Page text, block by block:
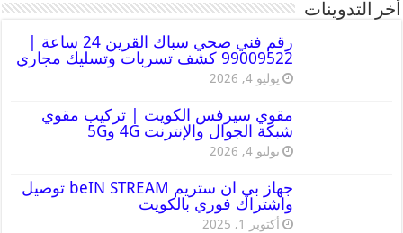
أخر التدوينات
رقم فني صحي سباك القرين 24 ساعة |
99009522 كشف تسربات وتسليك مجاري
يوليو 4, 2026
مقوي سيرفس الكويت | تركيب مقوي
شبكة الجوال والإنترنت 4G و5G
يوليو 4, 2026
جهاز بي ان ستريم beIN STREAM توصيل
واشتراك فوري بالكويت
أكتوبر 1, 2025